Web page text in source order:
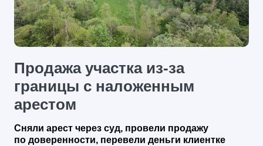
Продажа участка из-за
границы с наложенным
арестом
Сняли арест через суд, провели продажу
по доверенности, перевели деньги клиентке